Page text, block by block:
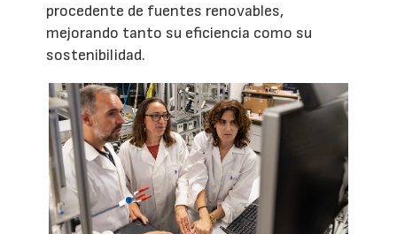
procedente de fuentes renovables,
mejorando tanto su eficiencia como su
sostenibilidad.